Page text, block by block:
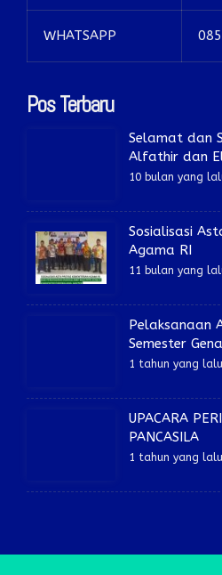
WHATSAPP
Pos Terbaru
Selamat dan
Alfathir dan
10 bulan yang
Sosialisasi
Agama RI
11 bulan yang
Pelaksanaan
Semester
1 tahun yang lalu
UPACARA
PANCASILA
1 tahun yang lalu